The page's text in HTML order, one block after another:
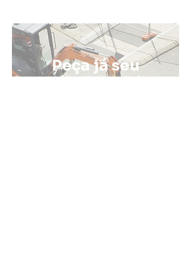
Peça já seu
orçamento de